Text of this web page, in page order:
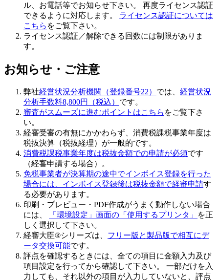
ル、お電話等でお知らせ下さい。 再度ライセンス認証
できるように対応します。 ライセンス認証については
こちら をご覧下さい。
ライセンス認証／解除できる回数には制限がありま
す。
お知らせ・ご注意
弊社経営状況分析機関（登録番号22） では、 経営状況
分析手数料8,800円（税込） です。
審査がスムーズに進むポイントはこちら をご覧下さ
い。
経審受審の有無にかかわらず、 消費税課税事業年度は
税抜決算（税抜経理） が一般的です。
消費税課税事業年度は税抜金額での申請が必須です
（経審申請する場合）。
免税事業者が決算期の途中でインボイス登録を行った
場合には、インボイス登録後は税抜金額で経審申請す
る必要があります。
印刷・プレビュー・PDF作成がうまく動作しない場合
には、
「環境設定」画面の「使用するプリンタ」
を正
しく選択して下さい。
経審大臣®シリーズは、 フリー版と製品版で相互にデ
ータ交換可能です。
評点を確認するときには、全ての項目に金額入力及び
項目設定を行ってから確認して下さい。 一部だけを入
力しても、それ以外の項目が入力していないと、評点